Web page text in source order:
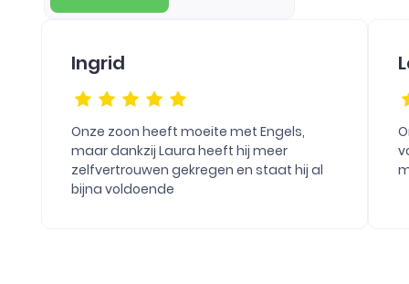
Ingrid
Onze zoon heeft moeite met Engels,
maar dankzij Laura heeft hij meer
zelfvertrouwen gekregen en staat hij al
bijna voldoende